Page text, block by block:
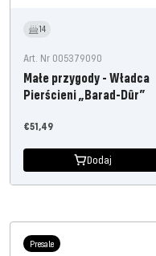
14
Art. Nr 005379090
Małe przygody - Władca
Pierścieni „Barad-Dûr”
Oferta
€51,49
Dodaj
Presale